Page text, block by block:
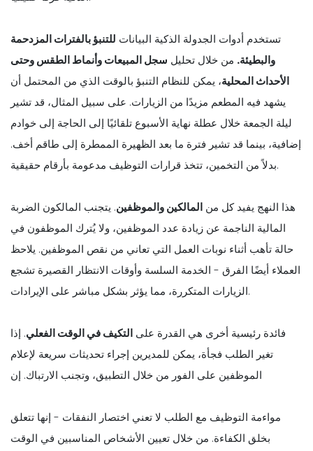
تستخدم أدوات الجدولة الذكية البيانات للتنبؤ بالفترات المزدحمة
والبطيئة. من خلال تحليل سجل المبيعات وأنماط الطقس وحتى
الأحداث المحلية، يمكن للنظام التنبؤ بالوقت الذي من المحتمل أن
يشهد فيه المطعم مزيدًا من الزيارات. على سبيل المثال، قد تشير
ليلة الجمعة خلال عطلة نهاية الأسبوع تلقائيًا إلى الحاجة إلى خوادم
إضافية، بينما قد تشير فترة ما بعد الظهيرة الممطرة إلى طاقم أخف.
بدلاً من التخمين، تتخذ قرارات التوظيف مدعومة بأرقام حقيقية.
هذا النهج يفيد كل من المالكين والموظفين. يتجنب المالكون الضربة
المالية الناجمة عن زيادة عدد الموظفين، ولا يُترك الموظفون في
حالة تأهب أثناء نوبات العمل التي تعاني من نقص الموظفين. يلاحظ
العملاء أيضًا الفرق - الخدمة السلسة وأوقات الانتظار القصيرة تشجع
الزيارات المتكررة، مما يؤثر بشكل مباشر على الإيرادات.
فائدة رئيسية أخرى هي القدرة على التكيف في الوقت الفعلي. إذا
تغير الطلب فجأة، يمكن للمديرين إجراء تحديثات سريعة لإعلام
الموظفين على الفور من خلال التطبيق، وتجنب الارتباك. إن
مواءمة التوظيف مع الطلب لا تعني اختصار النفقات - إنها تتعلق
بخلق الكفاءة. من خلال تعيين الأشخاص المناسبين في الوقت